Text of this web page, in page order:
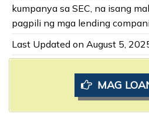
kumpanya sa SEC, na isang
pagpili ng mga lending
Last Updated on August 5,
MAG